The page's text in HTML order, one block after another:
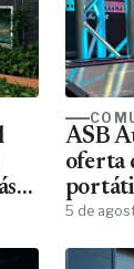
ASB
oferta
5 de